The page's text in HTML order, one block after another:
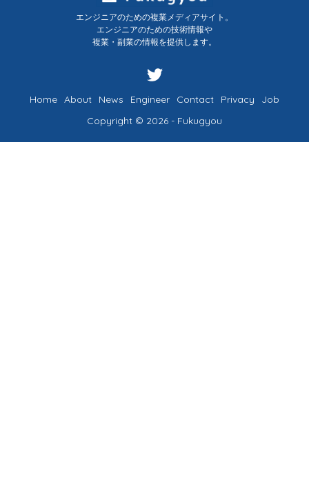
エンジニアのための複業メディアサイト。
エンジニアのための技術情報や
複業・副業の情報を提供します。
Home About News Engineer Contact Privacy
Job
Copyright © 2026 - Fukugyou